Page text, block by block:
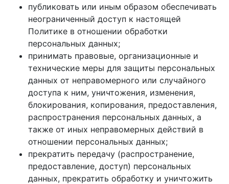
публиковать или иным образом обеспечивать
неограниченный доступ к настоящей
Политике в отношении обработки
персональных данных;
принимать правовые, организационные и
технические меры для защиты персональных
данных от неправомерного или случайного
доступа к ним, уничтожения, изменения,
блокирования, копирования, предоставления,
распространения персональных данных, а
также от иных неправомерных действий в
отношении персональных данных;
прекратить передачу (распространение,
предоставление, доступ) персональных
данных, прекратить обработку и уничтожить